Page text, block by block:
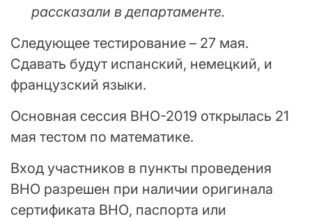
рассказали в департаменте.
Следующее тестирование – 27 мая.
Сдавать будут испанский, немецкий, и
французский языки.
Основная сессия ВНО-2019 открылась 21
мая тестом по математике.
Вход участников в пункты проведения
ВНО разрешен при наличии оригинала
сертификата ВНО, паспорта или